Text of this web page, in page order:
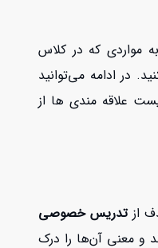
(5 جلسه رایگان) شما می‌توانید با توجه به مواردی که در کلاس
در ادامه می‌توانید
علاقه مندی ها از
تدریس خصوصی
و معنی آ‌ن‌ها را درک